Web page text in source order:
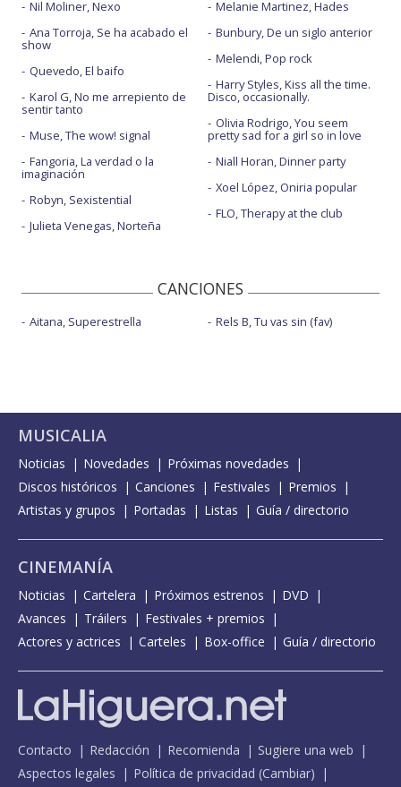
Nil Moliner, Nexo
Ana Torroja, Se ha acabado el
show
Quevedo, El baifo
Karol G, No me arrepiento de
sentir tanto
Muse, The wow! signal
Fangoria, La verdad o la
imaginación
Robyn, Sexistential
Julieta Venegas, Norteña
Melanie Martinez, Hades
Bunbury, De un siglo anterior
Melendi, Pop rock
Harry Styles, Kiss all the time.
Disco, occasionally.
Olivia Rodrigo, You seem
pretty sad for a girl so in love
Niall Horan, Dinner party
Xoel López, Oniria popular
FLO, Therapy at the club
CANCIONES
Aitana, Superestrella Rels B, Tu vas sin (fav)
MUSICALIA
Noticias Novedades
Próximas novedades
Discos históricos
Canciones Festivales
Premios
Artistas y grupos
Portadas Listas Guía / directorio
CINEMANÍA
Noticias Cartelera Próximos estrenos
DVD
Avances
Tráilers
Festivales + premios
Actores y actrices
Carteles Box-office Guía / directorio
Contacto Redacción Recomienda
Sugiere una web
Aspectos legales
Política de privacidad (Cambiar)